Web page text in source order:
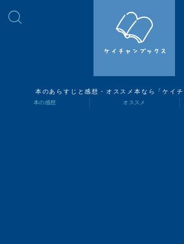
本のあらすじと感想・オススメ本なら「ケイチ
本の感想 オススメ